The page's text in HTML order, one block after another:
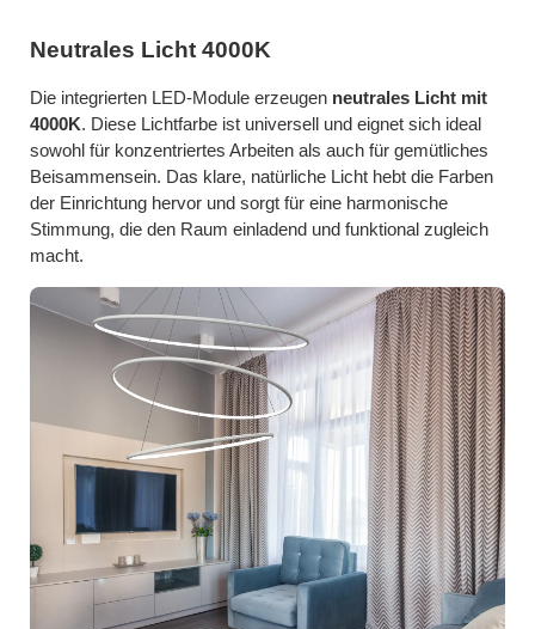
Neutrales Licht 4000K
Die integrierten LED-Module erzeugen neutrales Licht mit
4000K. Diese Lichtfarbe ist universell und eignet sich ideal
sowohl für konzentriertes Arbeiten als auch für gemütliches
Beisammensein. Das klare, natürliche Licht hebt die Farben
der Einrichtung hervor und sorgt für eine harmonische
Stimmung, die den Raum einladend und funktional zugleich
macht.